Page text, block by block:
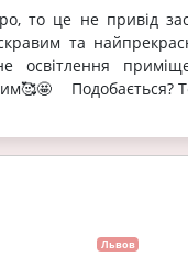
то це не привід
та
освітлення
⠀ Подобається?
Львов